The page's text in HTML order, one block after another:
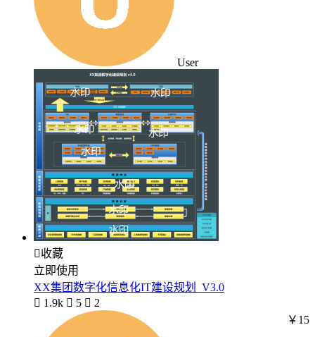
User
收藏
立即使用
XX集团数字化信息化IT建设规划_V3.0
 1.9k  5  2
￥15